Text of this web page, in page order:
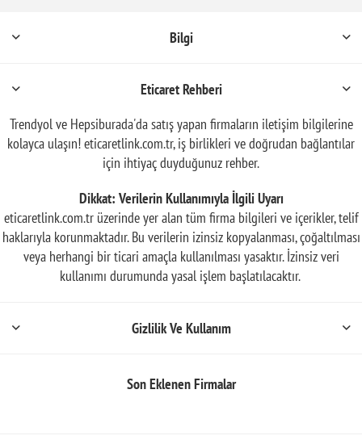
Bilgi
Eticaret Rehberi
Trendyol ve Hepsiburada'da satış yapan firmaların iletişim bilgilerine
kolayca ulaşın! eticaretlink.com.tr, iş birlikleri ve doğrudan bağlantılar
için ihtiyaç duyduğunuz rehber.
Dikkat: Verilerin Kullanımıyla İlgili Uyarı
eticaretlink.com.tr üzerinde yer alan tüm firma bilgileri ve içerikler, telif
haklarıyla korunmaktadır. Bu verilerin izinsiz kopyalanması, çoğaltılması
veya herhangi bir ticari amaçla kullanılması yasaktır. İzinsiz veri
kullanımı durumunda yasal işlem başlatılacaktır.
Gizlilik Ve Kullanım
Son Eklenen Firmalar